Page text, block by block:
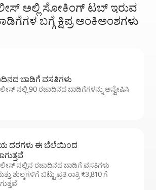
ಅಲ್ಲಿ ಸೋಕಿಂಗ್ ‌ಟಬ್ ಇರುವ
ಬಗ್ಗೆ ಕ್ಷಿಪ್ರ ಅಂಕಿಅಂಶಗಳು
ಬಾಡಿಗೆ ವಸತಿಗಳು
ನಲ್ಲಿ 90 ರಜಾದಿನದ ಬಾಡಿಗೆಗಳನ್ನು ಅನ್ವೇಷಿಸಿ
ದರಗಳು ಈ ಬೆಲೆಯಿಂದ
ನಲ್ಲಿನ ರಜಾದಿನದ ಬಾಡಿಗೆ ವಸತಿಗಳು
ಶುಲ್ಕಗಳಿಗೆ ಬಿಟ್ಟು ಪ್ರತಿ ರಾತ್ರಿ ₹3,810 ಗೆ